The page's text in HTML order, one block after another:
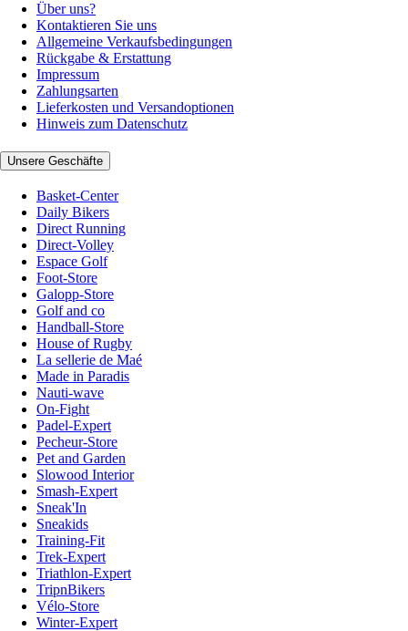
Über uns?
Kontaktieren Sie uns
Allgemeine Verkaufsbedingungen
Rückgabe & Erstattung
Impressum
Zahlungsarten
Lieferkosten und Versandoptionen
Hinweis zum Datenschutz
Unsere Geschäfte
Basket-Center
Daily Bikers
Direct Running
Direct-Volley
Espace Golf
Foot-Store
Galopp-Store
Golf and co
Handball-Store
House of Rugby
La sellerie de Maé
Made in Paradis
Nauti-wave
On-Fight
Padel-Expert
Pecheur-Store
Pet and Garden
Slowood Interior
Smash-Expert
Sneak'In
Sneakids
Training-Fit
Trek-Expert
Triathlon-Expert
TripnBikers
Vélo-Store
Winter-Expert